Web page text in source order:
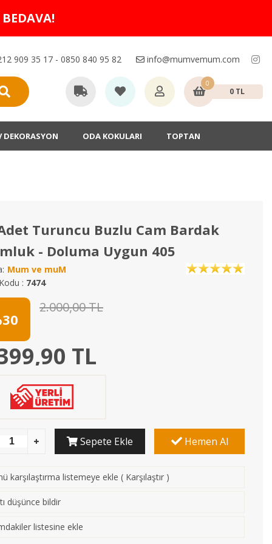
909 35 17 - 0850 840 95 82 info@mumvemum.com
0
0 TL
DEKORASYON ODA KOKULARI TOPTAN
Turuncu Buzlu Cam Bardak
- Doluma Uygun 405
Mum ve muM
: 7474
2.000,00 TL
TL
Sepete Ekle Hemen Al
karşılaştırma listemeye ekle ( Karşılaştır )
düşünce bildir
listesine ekle